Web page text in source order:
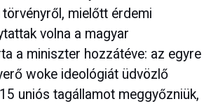
mielőtt érdemi
volna a magyar
a miniszter hozzátéve: az egyre
woke ideológiát üdvözlő
uniós tagállamot meggyőzniük,